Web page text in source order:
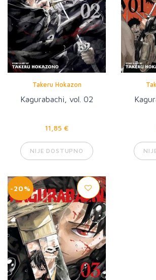
Takeru Hokazon
Kagurabachi, vol. 02
11,85 €
NIJE DOSTUPNO
-20%